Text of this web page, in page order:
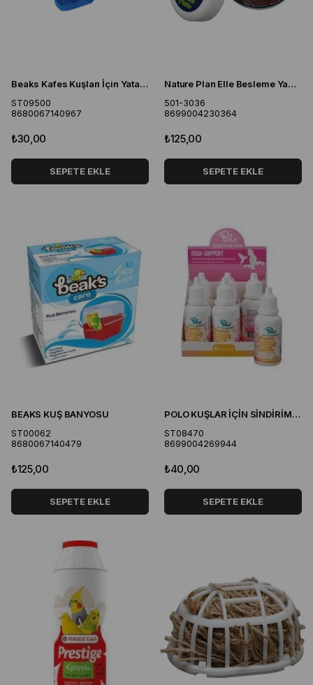
Beaks Kafes Kuşları İçin Yatay Suluk 100 Ml
ST09500
8680067140967
₺30,00
SEPETE EKLE
Nature Plan Elle Besleme Yavru Maması 100gr
501-3036
8699004230364
₺125,00
SEPETE EKLE
BEAKS KUŞ BANYOSU
ST00062
8680067140479
₺125,00
SEPETE EKLE
POLO KUŞLAR İÇİN SİNDİRİM DÜZENLEYİCİ VİTAMİN
ST08470
8699004269944
₺40,00
SEPETE EKLE